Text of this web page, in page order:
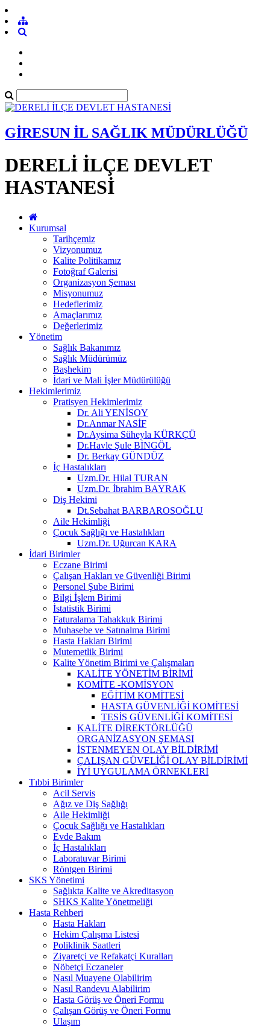
GİRESUN İL SAĞLIK MÜDÜRLÜĞÜ
DERELİ İLÇE DEVLET
HASTANESİ
Kurumsal
Tarihçemiz
Vizyonumuz
Kalite Politikamız
Fotoğraf Galerisi
Organizasyon Şeması
Misyonumuz
Hedeflerimiz
Amaçlarımız
Değerlerimiz
Yönetim
Sağlık Bakanımız
Sağlık Müdürümüz
Başhekim
İdari ve Mali İşler Müdürülüğü
Hekimlerimiz
Pratisyen Hekimlerimiz
Dr. Ali YENİSOY
Dr.Anmar NASİF
Dr.Aysima Süheyla KÜRKÇÜ
Dr.Havle Şule BİNGÖL
Dr. Berkay GÜNDÜZ
İç Hastalıkları
Uzm.Dr. Hilal TURAN
Uzm.Dr. İbrahim BAYRAK
Diş Hekimi
Dt.Sebahat BARBAROSOĞLU
Aile Hekimliği
Çocuk Sağlığı ve Hastalıkları
Uzm.Dr. Uğurcan KARA
İdari Birimler
Eczane Birimi
Çalışan Hakları ve Güvenliği Birimi
Personel Şube Birimi
Bilgi İşlem Birimi
İstatistik Birimi
Faturalama Tahakkuk Birimi
Muhasebe ve Satınalma Birimi
Hasta Hakları Birimi
Mutemetlik Birimi
Kalite Yönetim Birimi ve Çalışmaları
KALİTE YÖNETİM BİRİMİ
KOMİTE -KOMİSYON
EĞİTİM KOMİTESİ
HASTA GÜVENLİĞİ KOMİTESİ
TESİS GÜVENLİĞİ KOMİTESİ
KALİTE DİREKTÖRLÜĞÜ
ORGANİZASYON ŞEMASI
İSTENMEYEN OLAY BİLDİRİMİ
ÇALIŞAN GÜVELİĞİ OLAY BİLDİRİMİ
İYİ UYGULAMA ÖRNEKLERİ
Tıbbi Birimler
Acil Servis
Ağız ve Diş Sağlığı
Aile Hekimliği
Çocuk Sağlığı ve Hastalıkları
Evde Bakım
İç Hastalıkları
Laboratuvar Birimi
Röntgen Birimi
SKS Yönetimi
Sağlıkta Kalite ve Akreditasyon
SHKS Kalite Yönetmeliği
Hasta Rehberi
Hasta Hakları
Hekim Çalışma Listesi
Poliklinik Saatleri
Ziyaretçi ve Refakatçi Kuralları
Nöbetçi Eczaneler
Nasıl Muayene Olabilirim
Nasıl Randevu Alabilirim
Hasta Görüş ve Öneri Formu
Çalışan Görüş ve Öneri Formu
Ulaşım